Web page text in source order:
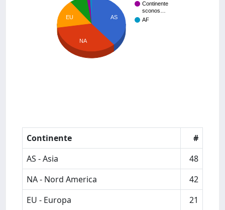
Continente
sconos…
AF
AS
EU
NA
Continente
#
AS - Asia
48
NA - Nord America
42
EU - Europa
21